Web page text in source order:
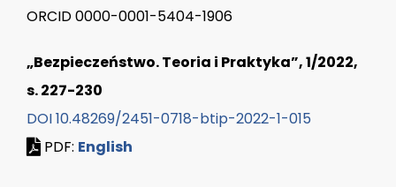
ORCID 0000-0001-5404-1906
„Bezpieczeństwo. Teoria i Praktyka”, 1/2022,
s. 227-230
DOI 10.48269/2451-0718-btip-2022-1-015
PDF: English